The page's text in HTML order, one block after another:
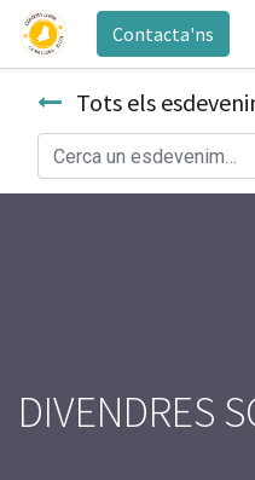
Contacta'ns
Tots els
DIVENDRES